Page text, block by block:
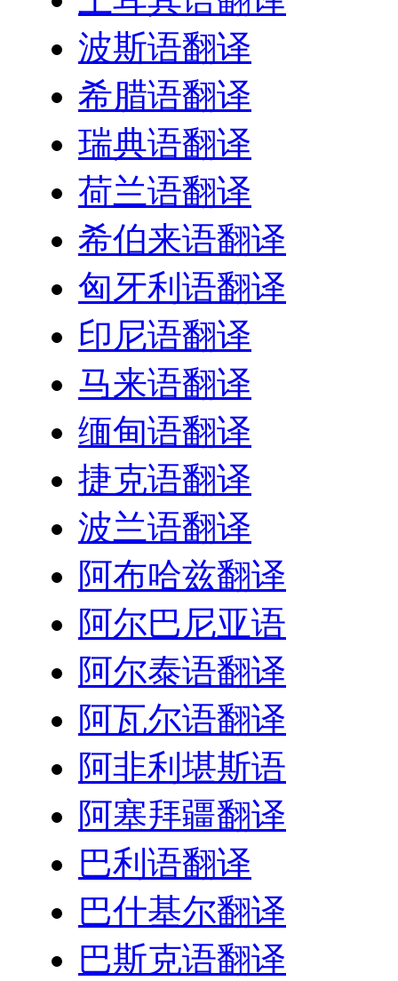
波斯语翻译
希腊语翻译
瑞典语翻译
荷兰语翻译
希伯来语翻译
匈牙利语翻译
印尼语翻译
马来语翻译
缅甸语翻译
捷克语翻译
波兰语翻译
阿布哈兹翻译
阿尔巴尼亚语
阿尔泰语翻译
阿瓦尔语翻译
阿非利堪斯语
阿塞拜疆翻译
巴利语翻译
巴什基尔翻译
巴斯克语翻译